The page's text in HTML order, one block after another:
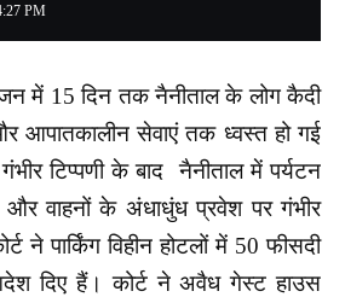
PM
में 15 दिन तक नैनीताल के लोग कैदी
आपातकालीन सेवाएं तक ध्वस्त हो गई
टिप्पणी के बाद नैनीताल में पर्यटन
वाहनों के अंधाधुंध प्रवेश पर गंभीर
ने पार्किंग विहीन होटलों में 50 फीसदी
दिए हैं। कोर्ट ने अवैध गेस्ट हाउस